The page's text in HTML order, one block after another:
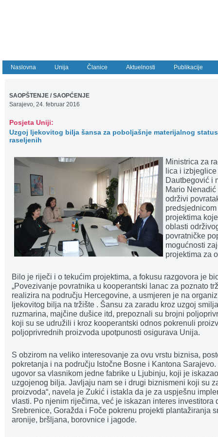
Naslovna Unija Članice Aktuelnosti Publikacije
SAOPŠTENJE / SAOPĆENJE
Sarajevo, 24. februar 2016
Posjeta Uniji:
Uzgoj ljekovitog bilja šansa za poboljašnje materijalnog
raseljenih
Ministrica za
lica i
Dautbegović i
Mario
održivi
projektima
oblasti
povratničke
mogućnosti
projektima za
Bilo je riječi i o tekućim projektima, a fokusu razgovora je
„Povezivanje povratnika u kooperantski lanac za poznato
realizira na području Hercegovine, a usmjeren je na
ljekovitog bilja na tržište . Šansu za zaradu kroz uzgoj
ruzmarina, majčine dušice itd, prepoznali su brojni
koji su se udružili i kroz kooperantski odnos pokrenuli
poljoprivrednih proizvoda upotpunosti osigurava Unija.
S obzirom na veliko interesovanje za ovu vrstu biznisa,
pokretanja i na području Istočne Bosne i Kantona
ugovor sa vlasnikom jedne fabrike u Ljubinju, koji je
uzgojenog bilja. Javljaju nam se i drugi biznismeni koji su
proizvoda“, navela je Zukić i istakla da je za uspješnu
vlasti. Po njenim riječima, već je iskazan interes investitora
Srebrenice, Goražda i Foče pokrenu projekti plantažiranja
aronije, bršljana, borovnice i jagode.